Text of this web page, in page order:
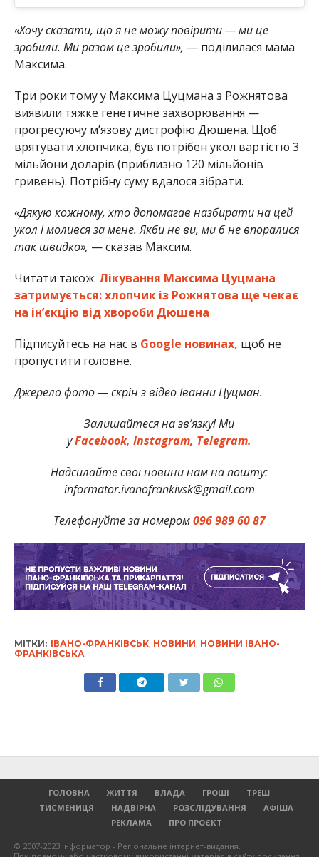
«Хочу сказати, що я не можу повірити — ми це
зробили. Ми разом це зробили», — поділилася мама
Максима.
Три роки тому у Максима Цуцмана з Рожнятова
виявили тяжке генетичне захворювання —
прогресуючу м’язову дистрофію Дюшена. Щоб
врятувати хлопчика, був потрібен укол вартістю 3
мільйони доларів (приблизно 120 мільйонів
гривень). Потрібну суму вдалося зібрати.
«Дякую кожному, хто допомагав назбирати на цей
укол і молився за мене. Якби не ви, ми б не впоралися
так швидко», — сказав Максим.
Читати також: Лікування Максима Цуцмана
затримується: хлопчик із Рожнятова ще чекає
на ін’єкцію від хвороби Дюшена
Підписуйтесь на нас в Google новинах, щоб не
пропустити головне.
Джерело фото — скрін з відео Іванни Цуцман.
Залишайтеся на зв’язку! Ми
уFacebook, Instagram, Telegram.
Надсилайте свої новини нам на пошту:
informator.ivanofrankivsk@gmail.com
Телефонуйте за номером096 989 60 87
МІТКИ: ІВАНО-ФРАНКІВСЬК, НОВИНИ НОВИНИ ІВАНО-
ФРАНКІВСЬКА
ГОЛОВНА ЖИТТЯ ВЛАДА ГРОШІ
ТРЕШ
ТИСМЕНИЦЯ
НАДВІРНА РОЗСЛІДУВАННЯ
АФІША
РЕКЛАМА
ПРО ПРОЄКТ
© 2007-2023 Інформатор - Регіональне інтернет-видання.